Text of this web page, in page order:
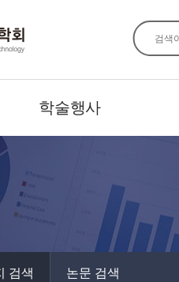
학술행사
검색 논문 검색